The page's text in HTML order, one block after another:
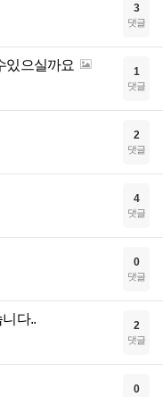
3
댓글
있으실까요 1
댓글
2
댓글
4
댓글
0
댓글
다.. 2
댓글
0